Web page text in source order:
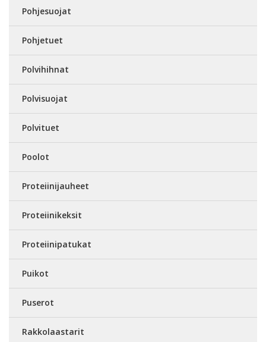
Pohjesuojat
Pohjetuet
Polvihihnat
Polvisuojat
Polvituet
Poolot
Proteiinijauheet
Proteiinikeksit
Proteiinipatukat
Puikot
Puserot
Rakkolaastarit